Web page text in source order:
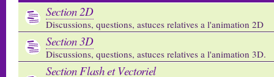
Section 2D
Discussions, questions, astuces relatives a l'animation 2D
Section 3D
Discussions, questions, astuces relatives a l'animation 3D.
Section Flash et Vectoriel